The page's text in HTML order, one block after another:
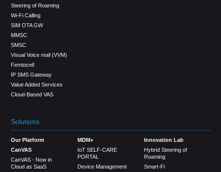
Steering of Roaming
Wi-Fi Calling
SIM OTA GW
MMSC
SMSC
Visual Voice mail (VVM)
Femtocell
IP SMS Gateway
Value Added Services
Cloud-Based VAS
Solutions
Our Platform
CanVAS
CanVAS - Now in
Cloud as SaaS
MDM+
IoT SELF-CARE
PORTAL
Device Management
Innovation Lab
Hybrid Steering of
Roaming
Smart-Fi